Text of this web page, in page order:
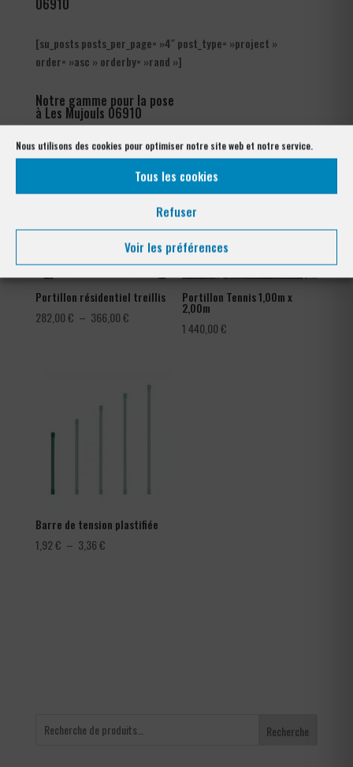
Nous utilisons des cookies pour optimiser notre site web et notre service.
Tous les cookies
Refuser
Voir les préférences
06910
[su_posts posts_per_page= »4″ post_type= »project »
order= »asc » orderby= »rand »]
Notre gamme pour la pose
à Les Mujouls 06910
Portillon résidentiel treillis
282,00€ – 366,00€Plage
Portillon Tennis 1,00m x
2,00m
1 440,00€
Barre de tension plastifiée
1,92€ – 3,36€Plage
Recherche